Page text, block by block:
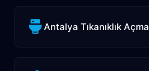
Antalya Tıkanıklık Açma